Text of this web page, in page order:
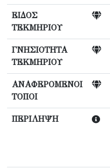
ΕΙΔΟΣ
ΤΕΚΜΗΡΙΟΥ
ΓΝΗΣΙΟΤΗΤΑ
ΤΕΚΜΗΡΙΟΥ
ΑΝΑΦΕΡΟΜΕΝΟΙ
ΤΟΠΟΙ
ΠΕΡΙΛΗΨΗ